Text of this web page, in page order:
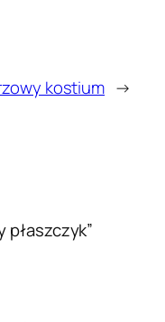
kostium →
płaszczyk”